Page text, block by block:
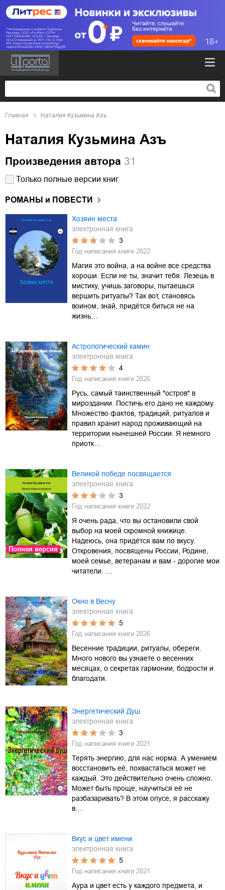
Главная Наталия Кузьмина Азъ
Наталия Кузьмина Азъ
Произведения автора 31
Только полные версии книг
РОМАНЫ и ПОВЕСТИ
Хозяин места
электронная книга
3
Год написания книги 2022
Магия это война, а на войне все средства
хороши. Если не ты, значит тебя. Лезешь в
мистику, учишь заговоры, пытаешься
вершить ритуалы? Так вот, становясь
воином, знай, придётся биться не на
жизнь…
Астрологический камин
электронная книга
4
Год написания книги 2025
Русь, самый таинственный "остров" в
мироздании. Постичь его дано не каждому.
Множество фактов, традиций, ритуалов и
правил хранит народ проживающий на
территории нынешней России. Я немного
приотк…
Полная версия
Великой победе посвящается
электронная книга
3
Год написания книги 2022
Я очень рада, что вы остановили свой
выбор на моей скромной книжице.
Надеюсь, она придётся вам по вкусу.
Откровения, посвящены России, Родине,
моей семье, ветеранам и вам - дорогие мои
читатели. …
Окно в Весну
электронная книга
5
Год написания книги 2026
Весенние традиции, ритуалы, обереги.
Много нового вы узнаете о весенних
месяцах, о секретах гармонии, бодрости и
благодати.
Энергетический Душ
электронная книга
3
Год написания книги 2021
Терять энергию, для нас норма. А умением
восстановить её, похвастаться может не
каждый. Это действительно очень сложно.
Может быть проще, научиться её не
разбазаривать? В этом опусе, я расскажу
в…
Вкус и цвет имени
электронная книга
5
Год написания книги 2021
Аура и цвет есть у каждого предмета, и